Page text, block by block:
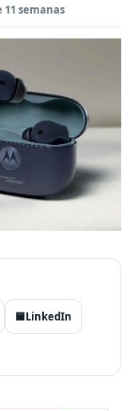
11 semanas
🟦LinkedIn